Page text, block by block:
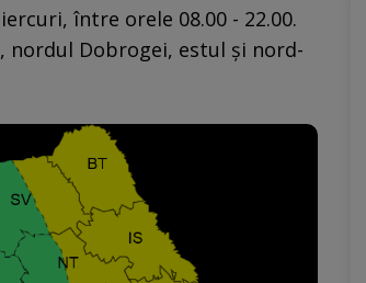
între orele 08.00 - 22.00.
nordul Dobrogei, estul și nord-